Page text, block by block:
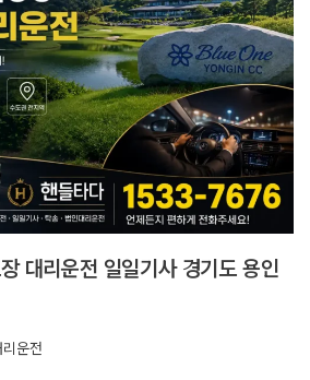
대리운전 일일기사 경기도 용인
운전